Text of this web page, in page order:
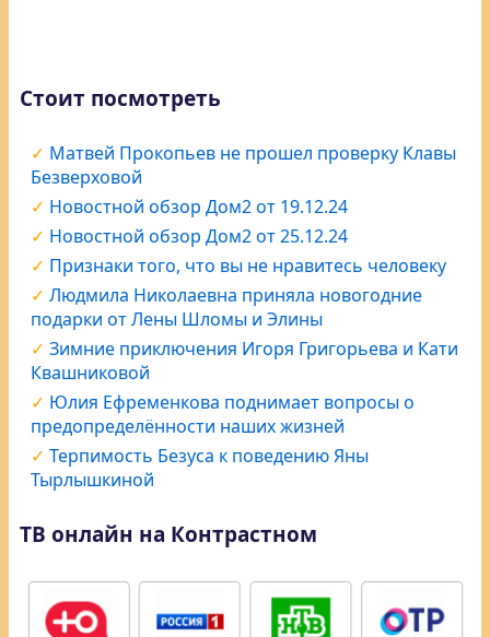
Стоит посмотреть
Матвей Прокопьев не прошел проверку Клавы
Безверховой
Новостной обзор Дом2 от 19.12.24
Новостной обзор Дом2 от 25.12.24
Признаки того, что вы не нравитесь человеку
Людмила Николаевна приняла новогодние
подарки от Лены Шломы и Элины
Зимние приключения Игоря Григорьева и Кати
Квашниковой
Юлия Ефременкова поднимает вопросы о
предопределённости наших жизней
Терпимость Безуса к поведению Яны
Тырлышкиной
ТВ онлайн на Контрастном